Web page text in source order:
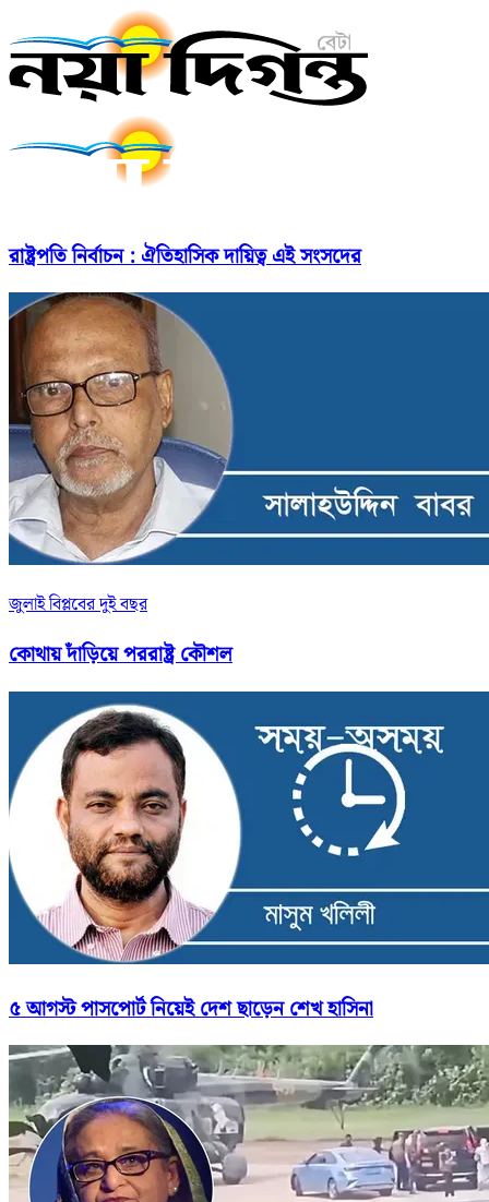
রাষ্ট্রপতি নির্বাচন : ঐতিহাসিক দায়িত্ব এই সংসদের
জুলাই বিপ্লবের দুই বছর
কোথায় দাঁড়িয়ে পররাষ্ট্র কৌশল
৫ আগস্ট পাসপোর্ট নিয়েই দেশ ছাড়েন শেখ হাসিনা